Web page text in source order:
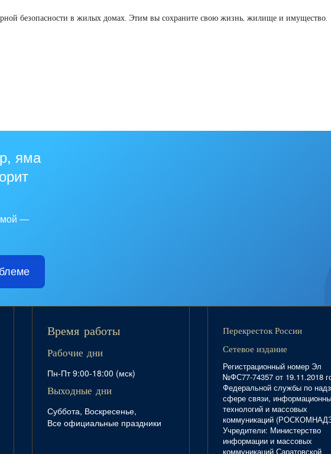
безопасности в жилых домах. Этим вы сохраните свою жизнь, жилище и имущество.
яма
—
Время работы
Рабочие дни
Пн-Пт 9:00-18:00 (мск)
Выходные дни
Суббота, Воскресенье,
Все официальные праздники
Перекресток России
Сетевое издание
Регистрационный номер Эл
№ФС77-74357 от 19.11.2018
Федеральной службы по
сфере связи,
технологий и массовых
коммуникаций
Учредители: Министерство
информации и массовых
коммуникаций Саратовской